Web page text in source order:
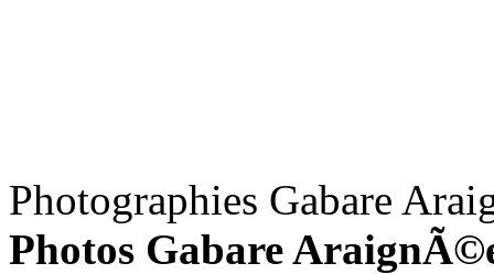
Photographies Gabare
Photos Gabare